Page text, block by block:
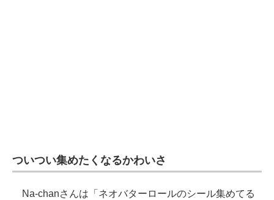
ついつい集めたくなるかわいさ
Na-chanさんは「ネオバターロールのシール集めてる